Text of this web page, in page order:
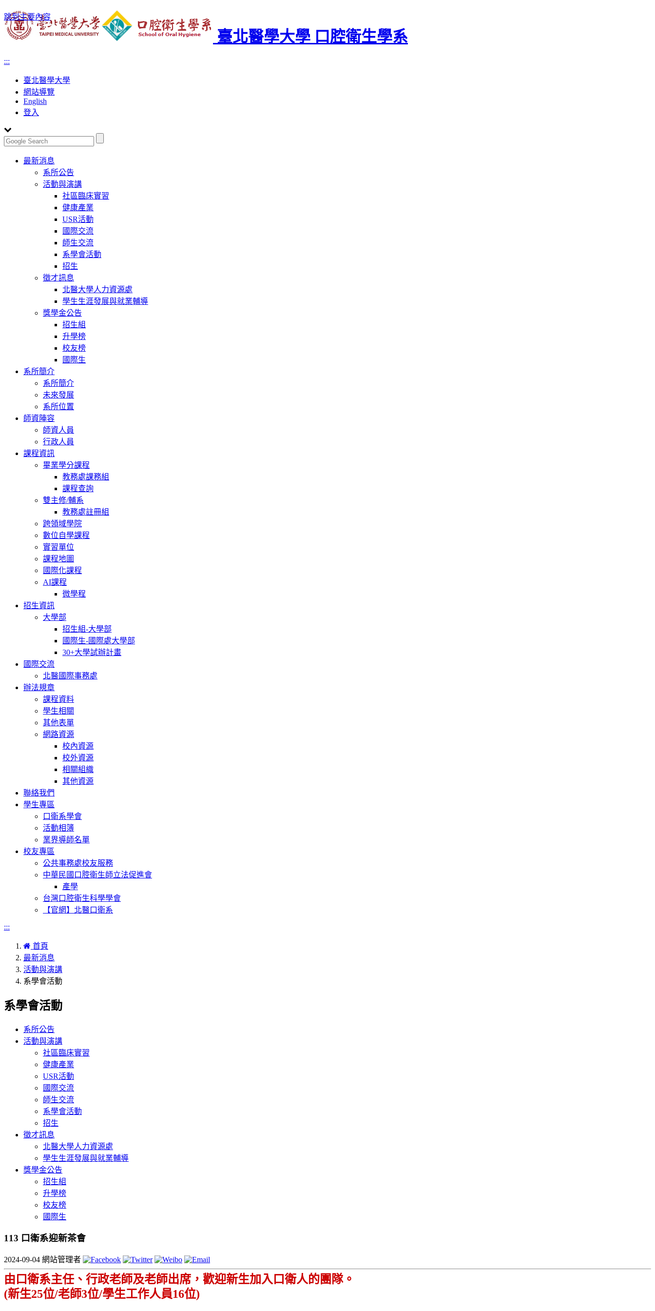
跳到主要內容
臺北醫學大學 口腔衛生學系
:::
臺北醫學大學
網站導覽
English
登入
Toggle
navigation
最新消息
系所公告
活動與演講
社區臨床實習
健康產業
USR活動
國際交流
師生交流
系學會活動
招生
徵才訊息
北醫大學人力資源處
學生生涯發展與就業輔導
獎學金公告
招生組
升學榜
校友榜
國際生
系所簡介
系所簡介
未來發展
系所位置
師資陣容
師資人員
行政人員
課程資訊
畢業學分課程
教務處課務組
課程查詢
雙主修/輔系
教務處註冊組
跨領域學院
數位自學課程
實習單位
課程地圖
國際化課程
AI課程
微學程
招生資訊
大學部
招生組-大學部
國際生-國際處大學部
30+大學試辦計畫
國際交流
北醫國際事務處
辦法規章
課程資料
學生相關
其他表單
網路資源
校內資源
校外資源
相關組織
其他資源
聯絡我們
學生專區
口衛系學會
活動相簿
業界導師名單
校友專區
公共事務處校友服務
中華民國口腔衛生師立法促進會
產學
台灣口腔衛生科學學會
【官網】北醫口衛系
:::
首頁
最新消息
活動與演講
系學會活動
系學會活動
系所公告
活動與演講
社區臨床實習
健康產業
USR活動
國際交流
師生交流
系學會活動
招生
徵才訊息
北醫大學人力資源處
學生生涯發展與就業輔導
獎學金公告
招生組
升學榜
校友榜
國際生
113 口衛系迎新茶會
2024-09-04 網站管理者
由口衛系主任、 行政老師及老師出席 ， 歡迎新生加入口衛人的團隊。
(新生25位/老師3位/學生工作人員16位)